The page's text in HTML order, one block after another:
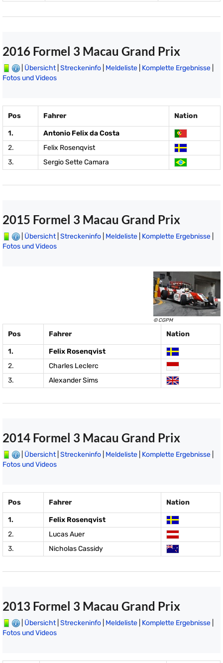
2016 Formel 3 Macau Grand Prix
Übersicht| Streckeninfo Meldeliste Komplette Ergebnisse
Fotos und Videos
Pos Fahrer Nation
1.
Antonio Felix da Costa
2.
Felix Rosenqvist
3.
Sergio Sette Camara
2015 Formel 3 Macau Grand Prix
Übersicht| Streckeninfo Meldeliste Komplette Ergebnisse
Fotos und Videos
© CGPM
Pos Fahrer Nation
1.
Felix Rosenqvist
2.
Charles Leclerc
3.
Alexander Sims
2014 Formel 3 Macau Grand Prix
Übersicht| Streckeninfo Meldeliste Komplette Ergebnisse
Fotos und Videos
Pos Fahrer Nation
1.
Felix Rosenqvist
2.
Lucas Auer
3.
Nicholas Cassidy
2013 Formel 3 Macau Grand Prix
Übersicht| Streckeninfo Meldeliste Komplette Ergebnisse
Fotos und Videos